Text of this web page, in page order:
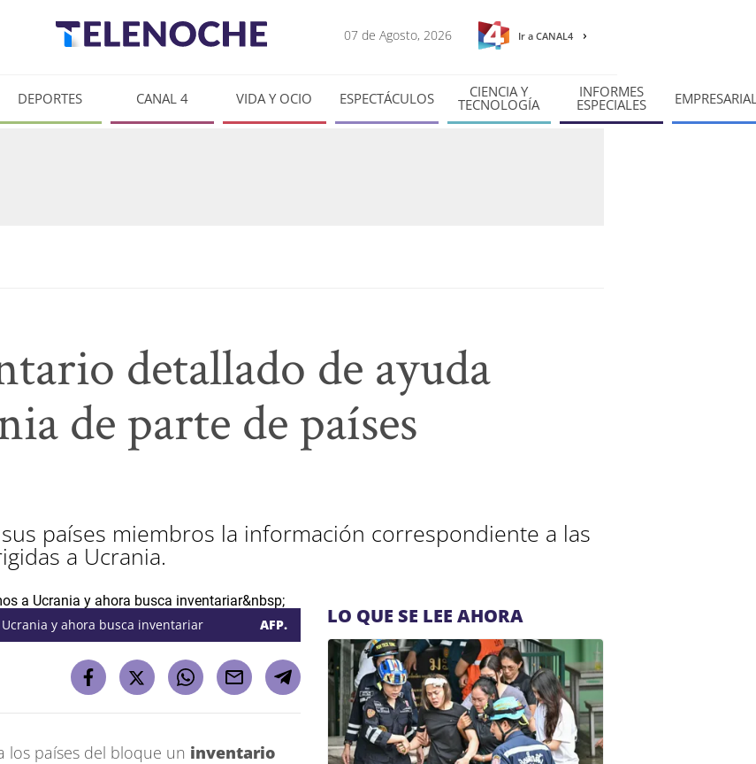
07 de Agosto, 2026 Ir a CANAL4
DEPORTES CANAL 4 VIDA Y OCIO ESPECTÁCULOS CIENCIA Y
TECNOLOGÍA
INFORMES
ESPECIALES
detallado de ayuda
de parte de países
países miembros la información correspondiente a las
a Ucrania.
y ahora busca inventariar AFP.
los países del bloque un inventario
LO QUE SE LEE AHORA